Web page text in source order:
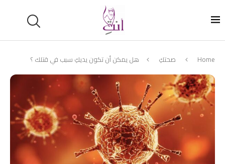
Home صحتكِ هل يمكن أن تكون يديكِ سبب في قتلك ؟